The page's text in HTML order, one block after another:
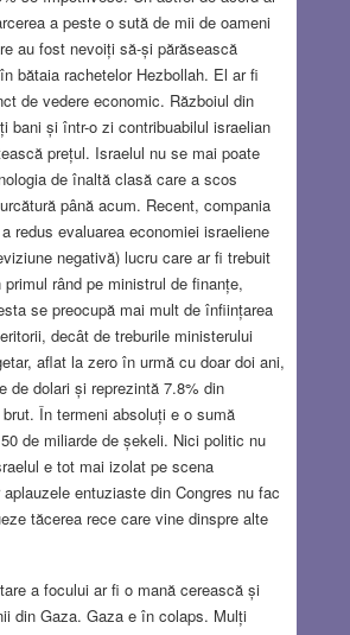
a peste o sută de mii de oameni
au fost nevoiți să-și părăsească
bătaia rachetelor Hezbollah. El ar fi
de vedere economic. Războiul din
bani și într-o zi contribuabilul israelian
prețul. Israelul nu se mai poate
de înaltă clasă care a scos
până acum. Recent, compania
redus evaluarea economiei israeliene
negativă) lucru care ar fi trebuit
rând pe ministrul de finanțe,
se preocupă mai mult de înființarea
decât de treburile ministerului
aflat la zero în urmă cu doar doi ani,
de dolari și reprezintă 7.8% din
În termeni absoluți e o sumă
de miliarde de șekeli. Nici politic nu
e tot mai izolat pe scena
entuziaste din Congres nu fac
tăcerea rece care vine dinspre alte
a focului ar fi o mană cerească și
din Gaza. Gaza e în colaps. Mulți